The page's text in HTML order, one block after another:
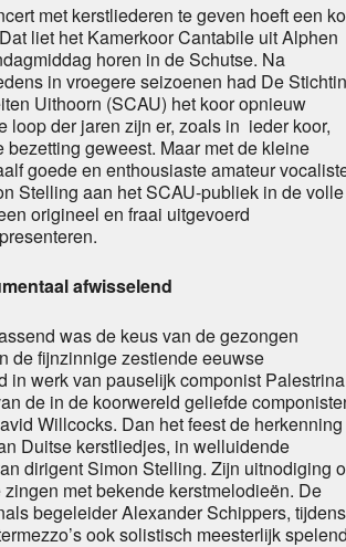
met kerstliederen te geven hoeft een
liet het Kamerkoor Cantabile uit Alphen
horen in de Schutse. Na
in vroegere seizoenen had De
Uithoorn (SCAU) het koor opnieuw
loop der jaren zijn er, zoals in ieder koor,
geweest. Maar met de kleine
goede en enthousiaste amateur
Stelling aan het SCAU-publiek in de volle
origineel en fraai uitgevoerd
afwisselend
was de keus van de gezongen
de fijnzinnige zestiende eeuwse
in werk van pauselijk componist
de in de koorwereld geliefde
Willcocks. Dan het feest de
Duitse kerstliedjes, in welluidende
dirigent Simon Stelling. Zijn uitnodiging
met bekende kerstmelodieën. De
begeleider Alexander Schippers, tijdens
ook solistisch meesterlijk